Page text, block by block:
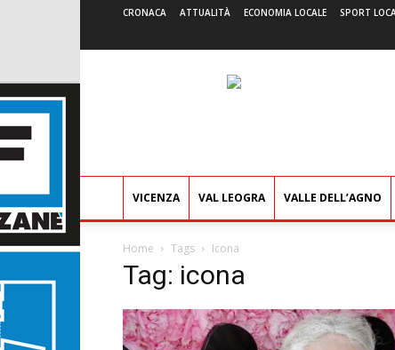
CRONACA ATTUALITÀ ECONOMIA LOCALE SPORT
VICENZA VAL LEOGRA VALLE DELL’AGNO
Home Tags Icona
Tag: icona